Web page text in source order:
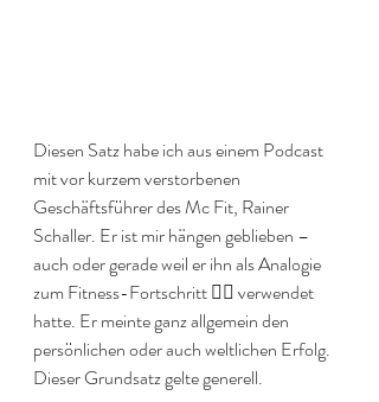
Diesen Satz habe ich aus einem Podcast
mit vor kurzem verstorbenen
Geschäftsführer des Mc Fit, Rainer
Schaller. Er ist mir hängen geblieben –
auch oder gerade weil er ihn als Analogie
zum Fitness-Fortschritt 🏋🏻 verwendet
hatte. Er meinte ganz allgemein den
persönlichen oder auch weltlichen Erfolg.
Dieser Grundsatz gelte generell.